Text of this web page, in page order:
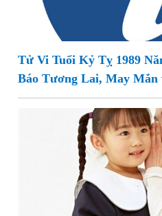
Tử Vi Tuổi Kỷ Tỵ 1989
Báo Tương Lai, May Mắn